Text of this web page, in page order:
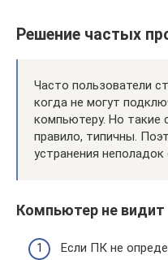
Решение частых
Часто пользователи
когда не могут
компьютеру. Но такие
правило, типичны.
устранения неполадок
Компьютер не видит
Если ПК не